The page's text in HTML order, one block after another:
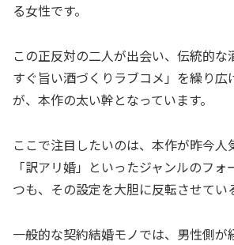
る女性です。
この正反対の二人が出会い、伝統的な
すぐ旨い酒づくりラブコメ」を繰り広
が、本作の太い幹となっています。
ここで注目したいのは、本作が昨今人
「訳アリ婚」といったジャンルのフ
つも、その設定を大胆に反転させてい
一般的な契約結婚モノでは、男性側が